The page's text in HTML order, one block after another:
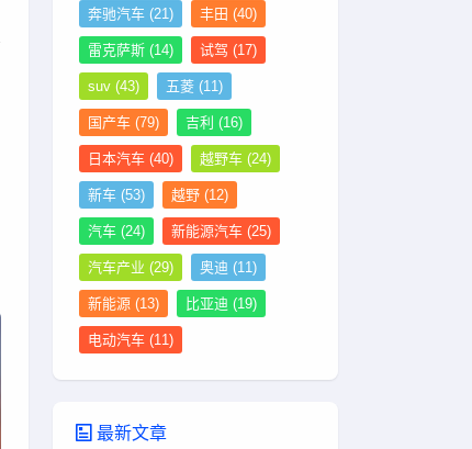
奔驰汽车 (21) 丰田 (40)
雷克萨斯 (14) 试驾 (17)
suv (43) 五菱 (11)
国产车 (79) 吉利 (16)
日本汽车 (40) 越野车 (24)
新车 (53) 越野 (12)
汽车 (24) 新能源汽车 (25)
汽车产业 (29) 奥迪 (11)
新能源 (13) 比亚迪 (19)
电动汽车 (11)
最新文章